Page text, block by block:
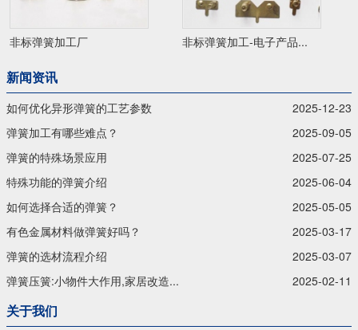
非标弹簧加工厂 非标弹簧加工-电子产品...
新闻资讯
如何优化异形弹簧的工艺参数
2025-12-23
弹簧加工有哪些难点？
2025-09-05
弹簧的特殊场景应用
2025-07-25
特殊功能的弹簧介绍
2025-06-04
如何选择合适的弹簧？
2025-05-05
有色金属材料做弹簧好吗？
2025-03-17
弹簧的选材流程介绍
2025-03-07
弹簧压簧:小物件大作用,家居改造...
2025-02-11
关于我们